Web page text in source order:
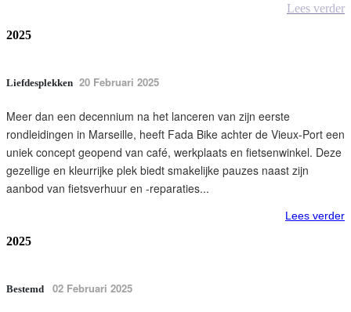
Lees verder
2025
Liefdesplekken 20 Februari 2025
Meer dan een decennium na het lanceren van zijn eerste
rondleidingen in Marseille, heeft Fada Bike achter de Vieux-Port een
uniek concept geopend van café, werkplaats en fietsenwinkel. Deze
gezellige en kleurrijke plek biedt smakelijke pauzes naast zijn
aanbod van fietsverhuur en -reparaties...
Lees verder
2025
Bestemd 02 Februari 2025